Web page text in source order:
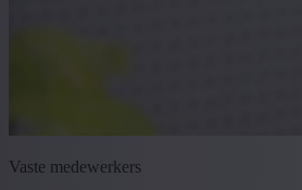
Vaste medewerkers